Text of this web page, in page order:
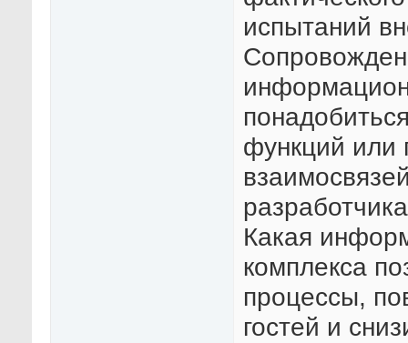
испытаний
функций или
Какая
комплекса
процессы,
гостей и